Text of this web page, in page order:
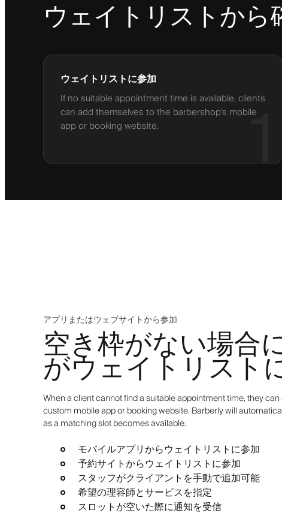
ウェイトリストから
1
ウェイトリストに参加
If no suitable appointment time is available, clients
can add themselves to the barbershop’s mobile
app or booking website.
アプリまたはウェブサイトから参加
空き枠がない場合
がウェイトリスト
When a client cannot find a suitable appointment time, they
custom mobile app or booking website. Barberly will
as a matching slot becomes available.
モバイルアプリからウェイトリストに参加
予約サイトからウェイトリストに参加
スタッフがクライアントを手動で追加可能
希望の理容師とサービスを指定
スロットが空いた際に通知を受信